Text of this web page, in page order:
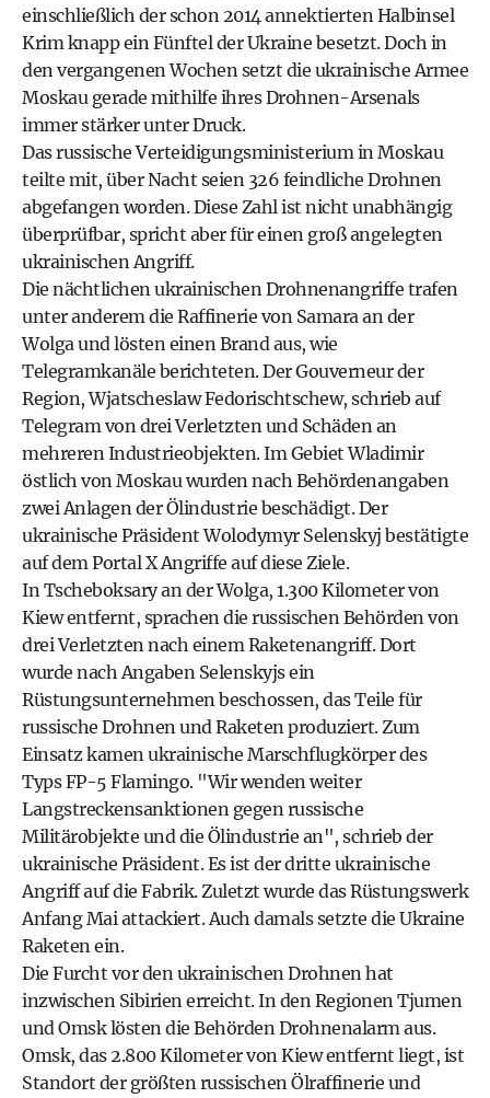
einschließlich der schon 2014 annektierten Halbinsel
Krim knapp ein Fünftel der Ukraine besetzt. Doch in
den vergangenen Wochen setzt die ukrainische Armee
Moskau gerade mithilfe ihres Drohnen-Arsenals
immer stärker unter Druck.
Das russische Verteidigungsministerium in Moskau
teilte mit, über Nacht seien 326 feindliche Drohnen
abgefangen worden. Diese Zahl ist nicht unabhängig
überprüfbar, spricht aber für einen groß angelegten
ukrainischen Angriff.
Die nächtlichen ukrainischen Drohnenangriffe trafen
unter anderem die Raffinerie von Samara an der
Wolga und lösten einen Brand aus, wie
Telegramkanäle berichteten. Der Gouverneur der
Region, Wjatscheslaw Fedorischtschew, schrieb auf
Telegram von drei Verletzten und Schäden an
mehreren Industrieobjekten. Im Gebiet Wladimir
östlich von Moskau wurden nach Behördenangaben
zwei Anlagen der Ölindustrie beschädigt. Der
ukrainische Präsident Wolodymyr Selenskyj bestätigte
auf dem Portal X Angriffe auf diese Ziele.
In Tscheboksary an der Wolga, 1.300 Kilometer von
Kiew entfernt, sprachen die russischen Behörden von
drei Verletzten nach einem Raketenangriff. Dort
wurde nach Angaben Selenskyjs ein
Rüstungsunternehmen beschossen, das Teile für
russische Drohnen und Raketen produziert. Zum
Einsatz kamen ukrainische Marschflugkörper des
Typs FP-5 Flamingo. "Wir wenden weiter
Langstreckensanktionen gegen russische
Militärobjekte und die Ölindustrie an", schrieb der
ukrainische Präsident. Es ist der dritte ukrainische
Angriff auf die Fabrik. Zuletzt wurde das Rüstungswerk
Anfang Mai attackiert. Auch damals setzte die Ukraine
Raketen ein.
Die Furcht vor den ukrainischen Drohnen hat
inzwischen Sibirien erreicht. In den Regionen Tjumen
und Omsk lösten die Behörden Drohnenalarm aus.
Omsk, das 2.800 Kilometer von Kiew entfernt liegt, ist
Standort der größten russischen Ölraffinerie und